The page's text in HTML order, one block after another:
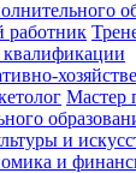
работник
Мастер
и
и